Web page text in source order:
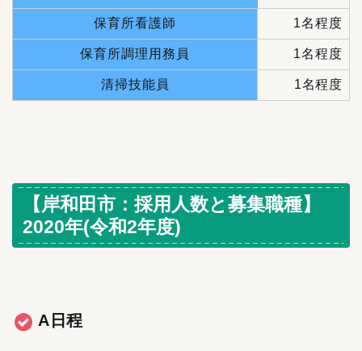
保育所看護師 1名程度
保育所調理用務員 1名程度
清掃技能員 1名程度
【岸和田市：採用人数と募集職種】
2020年(令和2年度)
A日程